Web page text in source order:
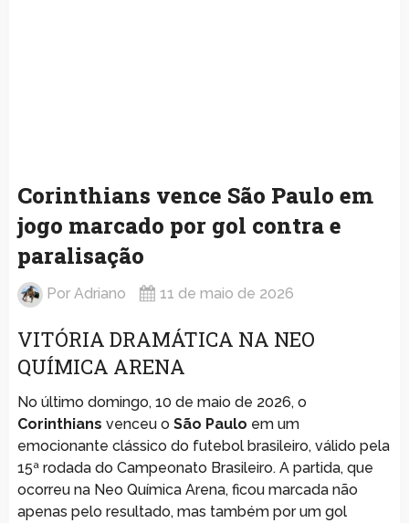
Corinthians vence São Paulo em
jogo marcado por gol contra e
paralisação
Por Adriano 11 de maio de 2026
VITÓRIA DRAMÁTICA NA NEO
QUÍMICA ARENA
No último domingo, 10 de maio de 2026, o
Corinthians venceu o São Paulo em um
emocionante clássico do futebol brasileiro, válido pela
15ª rodada do Campeonato Brasileiro. A partida, que
ocorreu na Neo Química Arena, ficou marcada não
apenas pelo resultado, mas também por um gol